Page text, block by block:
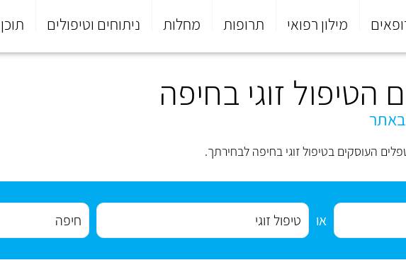
מילון רפואי תרופות מחלות ניתוחים וטיפולים תוכן
זוגי בחיפה
העוסקים בטיפול זוגי בחיפה לבחירתך.
או